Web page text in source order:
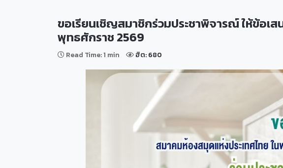
ขอเรียนเชิญสมาชิกร่วมประชาพิจารณ์ ให้ข้อเ
พุทธศักราช 2569
Read Time: 1 min ฮิต: 680